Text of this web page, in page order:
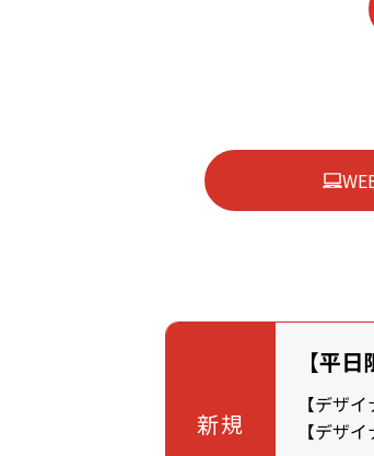
新規
【平
【デザ
【デザ